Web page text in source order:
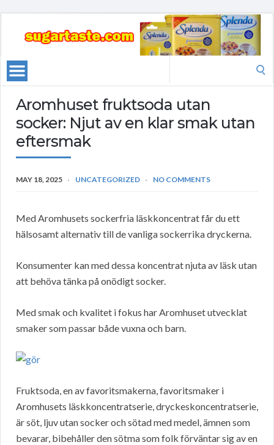
Aromhuset fruktsoda utan
socker: Njut av en klar smak utan
eftersmak
MAY 18, 2025 UNCATEGORIZED NO COMMENTS
Med Aromhusets sockerfria läskkoncentrat får du ett
hälsosamt alternativ till de vanliga sockerrika dryckerna.
Konsumenter kan med dessa koncentrat njuta av läsk utan
att behöva tänka på onödigt socker.
Med smak och kvalitet i fokus har Aromhuset utvecklat
smaker som passar både vuxna och barn.
Fruktsoda, en av favoritsmakerna, favoritsmaker i
Aromhusets läskkoncentratserie, dryckeskoncentratserie,
är söt, ljuv utan socker och sötad med medel, ämnen som
bevarar, bibehåller den sötma som folk förväntar sig av en